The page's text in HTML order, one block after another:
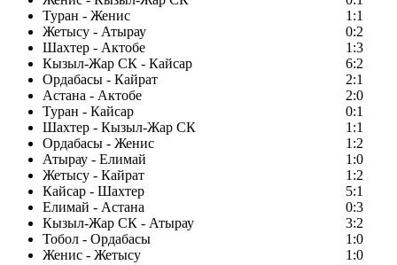
Туран - Женис
1:1
Жетысу - Атырау
0:2
Шахтер - Актобе
1:3
Кызыл-Жар СК - Кайсар
6:2
Ордабасы - Кайрат
2:1
Астана - Актобе
2:0
Туран - Кайсар
0:1
Шахтер - Кызыл-Жар СК
1:1
Ордабасы - Женис
1:2
Атырау - Елимай
1:0
Жетысу - Кайрат
1:2
Кайсар - Шахтер
5:1
Елимай - Астана
0:3
Кызыл-Жар СК - Атырау
3:2
Тобол - Ордабасы
1:0
Женис - Жетысу
1:0